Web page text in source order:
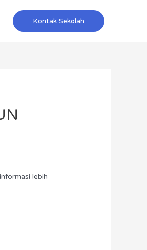
Kontak Sekolah
lebih